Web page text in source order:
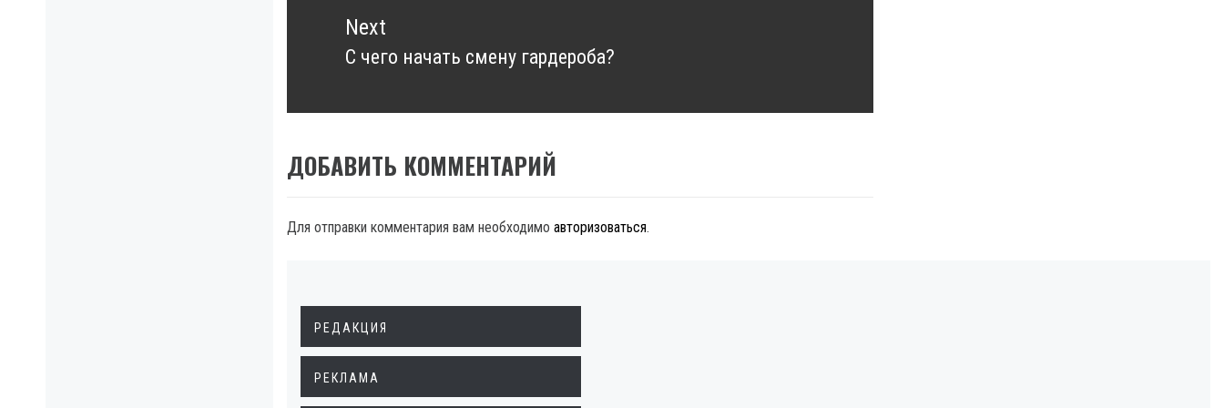
Next
Next
С чего начать смену гардероба?
ДОБАВИТЬ КОММЕНТАРИЙ
Для отправки комментария вам необходимо авторизоваться.
РЕДАКЦИЯ
РЕКЛАМА